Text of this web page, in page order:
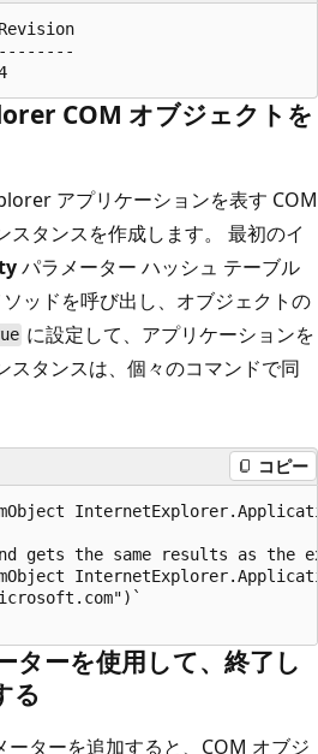
COM オブジェクトを
アプリケーションを表す COM
スタンスを作成します。 最初のイ
パラメーター ハッシュ テーブル
ソッドを呼び出し、オブジェクトの
に設定して、アプリケーションを
スタンスは、個々のコマンドで同
コピー
gets the same results as the
ターを使用して、終了し
る
ーターを追加すると、COM オブジ